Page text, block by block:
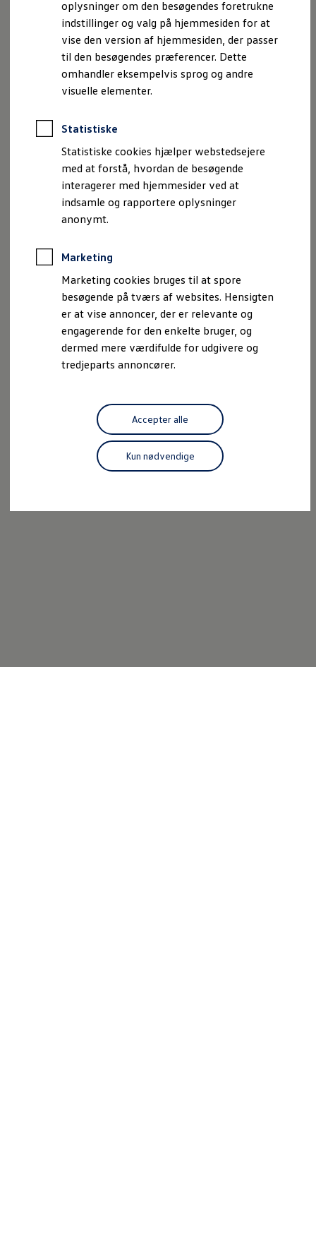
oplysninger om den besøgendes foretrukne
indstillinger og valg på hjemmesiden for at
vise den version af hjemmesiden, der passer
til den besøgendes præferencer. Dette
omhandler eksempelvis sprog og andre
visuelle elementer.
Statistiske
Statistiske cookies hjælper webstedsejere
med at forstå, hvordan de besøgende
interagerer med hjemmesider ved at
indsamle og rapportere oplysninger
anonymt.
Marketing
Marketing cookies bruges til at spore
besøgende på tværs af websites. Hensigten
er at vise annoncer, der er relevante og
engagerende for den enkelte bruger, og
dermed mere værdifulde for udgivere og
tredjeparts annoncører.
Accepter alle
Kun nødvendige
Pendlerleasing
Budgetberegner
Firmabil
Vejen til en ny Volkswagen
Online Privatleasing
Finansiering og forsikring
Volkswagen Forsikring
Volkswagen Finansiering
Ejere og services
Book tid på værkstedet
Service
Serviceabonnementer
Service 5+
Service på elbiler
Prismatch
Fordele ved autoriseret værksted
Brugbar information
Servicefordele
Digitale ekstrafunktioner
Se tjenesterne til din model
Volkswagen-apps, login og shop
Forbind mobiltelefonen med bilen
Opdateringer til software, kort og radio
Fleet Interface Data
MinVolkswagen
Digital instruktionsbog
Tilbehør
Fordele ved at vælge autoriseret værksted til din
Om Volkswagen
Nyheder
Tilmeld nyhedsbrev
Pressemeddelser
Kalenderbillede